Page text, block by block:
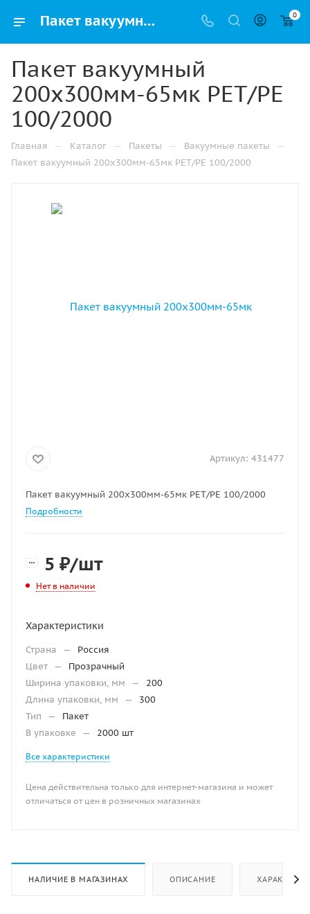
Пакет вакуумный 200х300мм-65мк РЕТ/РЕ 100/2000 купить в Санкт-Петербурге с доставкой оптом и в розницу 0
Пакет вакуумный
200х300мм-65мк РЕТ/РЕ
100/2000
Главная — Каталог — Пакеты — Вакуумные пакеты —
Пакет вакуумный 200х300мм-65мк РЕТ/РЕ 100/2000
Артикул: 431477
Пакет вакуумный 200х300мм-65мк РЕТ/РЕ 100/2000
Подробности
5 ₽/шт
Нет в наличии
Характеристики
Страна —
Россия
Цвет —
Прозрачный
Ширина упаковки, мм
—
200
Длина упаковки, мм
—
300
Тип
—
Пакет
В упаковке
— 2000 шт
Все характеристики
Цена действительна только для интернет-магазина и может
отличаться от цен в розничных магазинах
НАЛИЧИЕ В МАГАЗИНАХ ОПИСАНИЕ